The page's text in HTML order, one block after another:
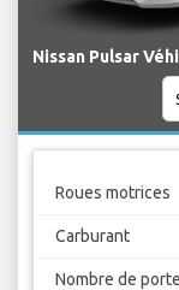
Nissan Pulsar
Roues motrices
Carburant
Nombre de